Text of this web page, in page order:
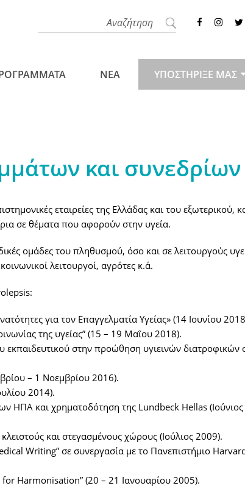
NEA ΥΠΟΣΤΗΡΙΞΕ ΜΑΣ
και συνεδρίων
εταιρείες της Ελλάδας και του εξωτερικού,
σε θέματα που αφορούν στην υγεία.
ομάδες του πληθυσμού, όσο και σε λειτουργούς
λειτουργοί, αγρότες κ.ά.
για τον Επαγγελματία Υγείας» (14 Ιουνίου
της υγείας” (15 – 19 Μαΐου 2018).
εκπαιδευτικού στην προώθηση υγιεινών
– 1 Νοεμβρίου 2016).
2014).
ΗΠΑ και χρηματοδότηση της Lundbeck Hellas
και στεγασμένους χώρους (Ιούλιος 2009).
Writing” σε συνεργασία με το Πανεπιστήμιο
Harmonisation” (20 – 21 Ιανουαρίου 2005).